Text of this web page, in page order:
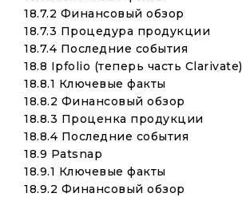
18.7.2 Финансовый обзор
18.7.3 Процедура продукции
18.7.4 Последние события
18.8 Ipfolio (теперь часть Clarivate)
18.8.1 Ключевые факты
18.8.2 Финансовый обзор
18.8.3 Проценка продукции
18.8.4 Последние события
18.9 Patsnap
18.9.1 Ключевые факты
18.9.2 Финансовый обзор